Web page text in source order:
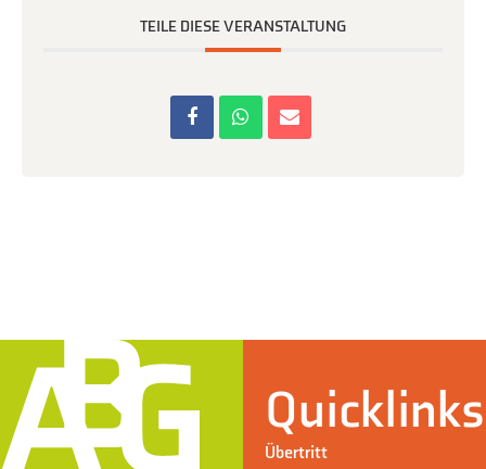
TEILE DIESE VERANSTALTUNG
Quicklinks
Übertritt